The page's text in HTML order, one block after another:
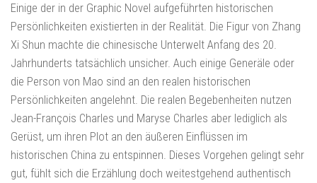
Einige der in der Graphic Novel aufgeführten historischen
Persönlichkeiten existierten in der Realität. Die Figur von Zhang
Xi Shun machte die chinesische Unterwelt Anfang des 20.
Jahrhunderts tatsächlich unsicher. Auch einige Generäle oder
die Person von Mao sind an den realen historischen
Persönlichkeiten angelehnt. Die realen Begebenheiten nutzen
Jean-François Charles und Maryse Charles aber lediglich als
Gerüst, um ihren Plot an den äußeren Einflüssen im
historischen China zu entspinnen. Dieses Vorgehen gelingt sehr
gut, fühlt sich die Erzählung doch weitestgehend authentisch